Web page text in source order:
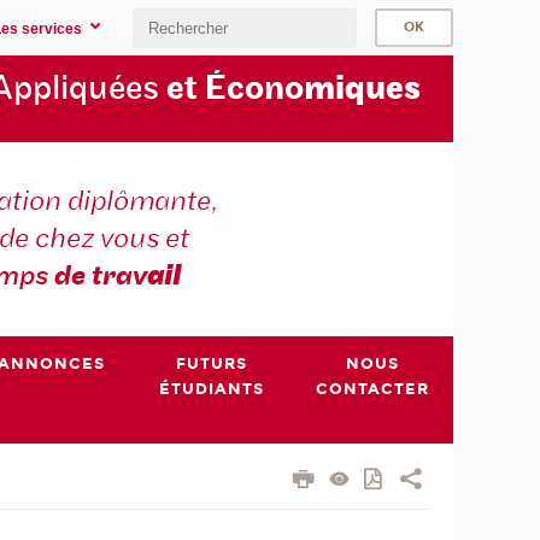
services
et Économiques
diplômante,
chez vous et
de travail
FUTURS
ÉTUDIANTS
NOUS
CONTACTER